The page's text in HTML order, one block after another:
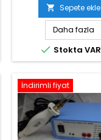
 Sepete ekle
Daha fazla
 Stokta VAR
İndirimli fiyat